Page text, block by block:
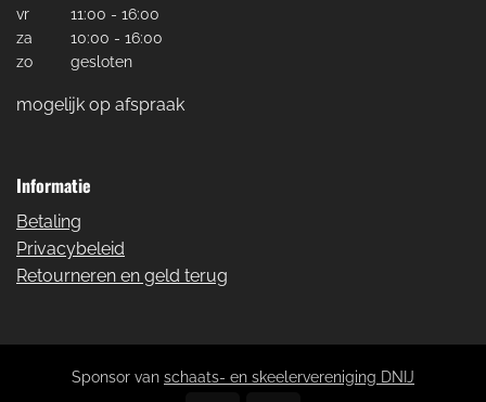
vr
11:00 - 16:00
za
10:00 - 16:00
zo
gesloten
mogelijk op afspraak
Informatie
Betaling
Privacybeleid
Retourneren en geld terug
Sponsor van schaats- en skeelervereniging DNIJ